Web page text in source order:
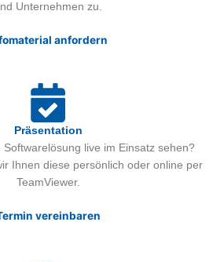
Unternehmen zu.
anfordern
Präsentation
live im Einsatz sehen?
Ihnen diese persönlich oder online per
TeamViewer.
vereinbaren